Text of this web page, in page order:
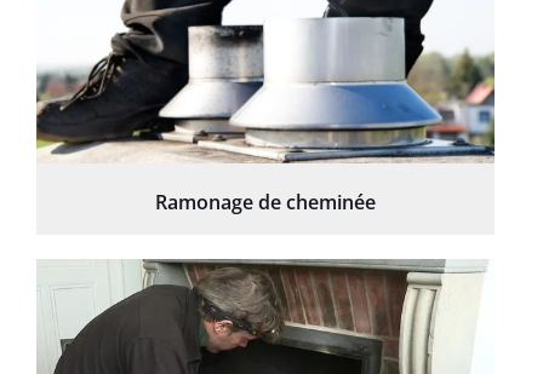
Ramonage de cheminée